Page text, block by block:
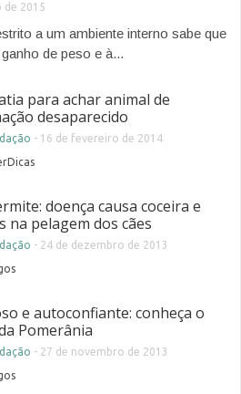
de 2015
a um ambiente interno sabe que
de peso e à...
para achar animal de
desaparecido
- 16 de fevereiro de 2014
doença causa coceira e
na pelagem dos cães
- 24 de dezembro de 2013
e autoconfiante: conheça o
Pomerânia
- 27 de novembro de 2013